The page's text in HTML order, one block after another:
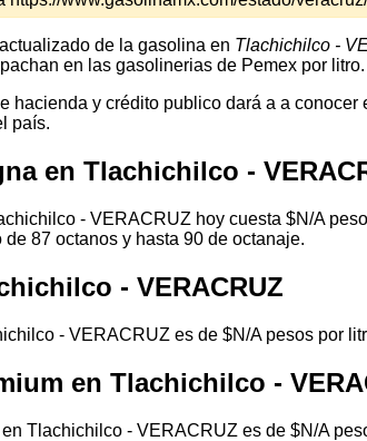
de la gasolina en Tlachichilco -
en las gasolinerias de Pemex por litro.
hacienda y crédito publico dará a a
país.
en Tlachichilco -
- VERACRUZ hoy cuesta $N/A
87 octanos y hasta 90 de octanaje.
- VERACRUZ
- VERACRUZ es de $N/A pesos por
en Tlachichilco -
Tlachichilco - VERACRUZ es de $N/A